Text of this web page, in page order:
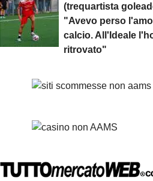
(trequartista
"Avevo perso
calcio. All'Ideale
ritrovato"